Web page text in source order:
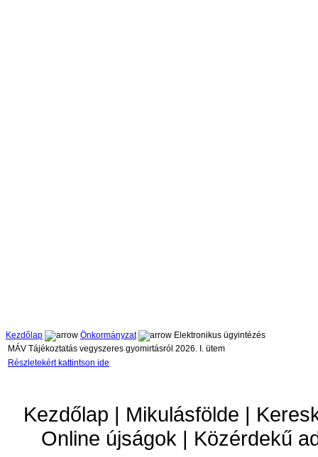
Kezdőlap Önkormányzat
Elektronikus ügyintézés
MÁV Tájékoztatás vegyszeres gyomirtásról 2026. I. ütem
Részletekért kattintson ide
Kezdőlap | Mikulásfölde |
Online újságok | Közérdekű